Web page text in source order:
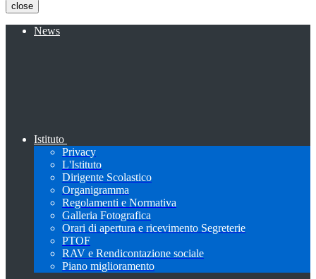
close
News
Istituto
Privacy
L'Istituto
Dirigente Scolastico
Organigramma
Regolamenti e Normativa
Galleria Fotografica
Orari di apertura e ricevimento Segreterie
PTOF
RAV e Rendicontazione sociale
Piano miglioramento